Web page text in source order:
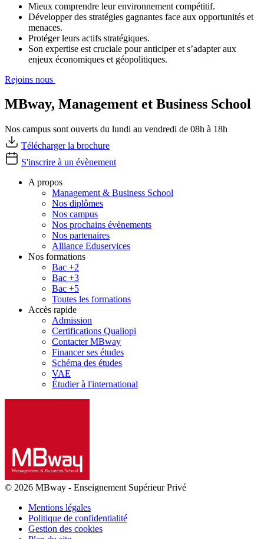
Mieux comprendre leur environnement compétitif.
Développer des stratégies gagnantes face aux opportunités et
menaces.
Protéger leurs actifs stratégiques.
Son expertise est cruciale pour anticiper et s’adapter aux
enjeux économiques et géopolitiques.
Rejoins nous
MBway, Management et Business School
Nos campus sont ouverts du lundi au vendredi de 08h à 18h
Télécharger la brochure
S'inscrire à un évènement
A propos
Management & Business School
Nos diplômes
Nos campus
Nos prochains évènements
Nos partenaires
Alliance Eduservices
Nos formations
Bac +2
Bac +3
Bac +5
Toutes les formations
Accès rapide
Admission
Certifications Qualiopi
Contacter MBway
Financer ses études
Schéma des études
VAE
Étudier à l'international
© 2026 MBway - Enseignement Supérieur Privé
Mentions légales
Politique de confidentialité
Gestion des cookies